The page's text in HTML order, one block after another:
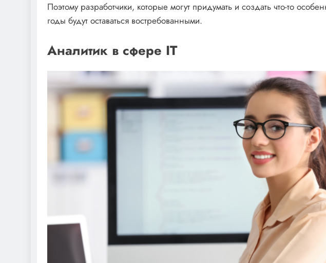
Поэтому разработчики, которые могут придумать и создать что-то
годы будут оставаться востребованными.
Аналитик в сфере IT